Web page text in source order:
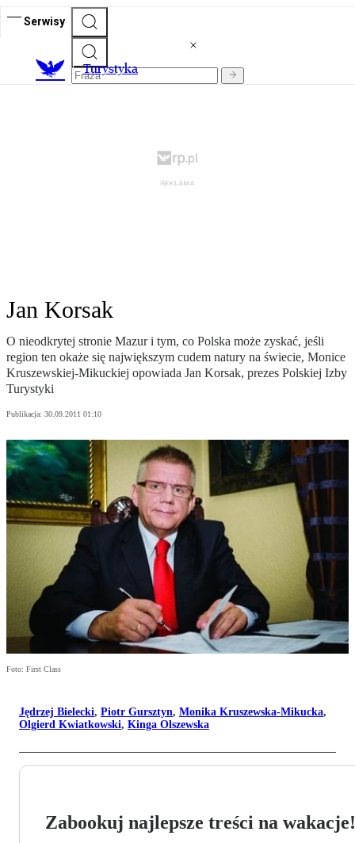
Serwisy
Turystyka
Jan Korsak
O nieodkrytej stronie Mazur i tym, co Polska może zyskać, jeśli
region ten okaże się największym cudem natury na świecie, Monice
Kruszewskiej-Mikuckiej opowiada Jan Korsak, prezes Polskiej Izby
Turystyki
Publikacja: 30.09.2011 01:10
Foto: First Class
Jędrzej Bielecki, Piotr Gursztyn, Monika Kruszewska-Mikucka,
Olgierd Kwiatkowski, Kinga Olszewska
Zabookuj najlepsze treści na wakacje!